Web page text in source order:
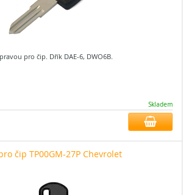
pro čip. Dřík DAE-6, DWO6B.
Skladem
čip TP00GM-27P Chevrolet